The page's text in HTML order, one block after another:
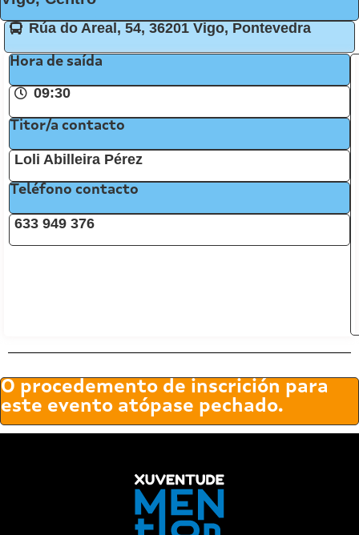
Rúa do Areal, 54, 36201 Vigo, Pontevedra
Hora de saída
09:30
Titor/a contacto
Loli Abilleira Pérez
Teléfono contacto
633 949 376
O procedemento de inscrición para
este evento atópase pechado.